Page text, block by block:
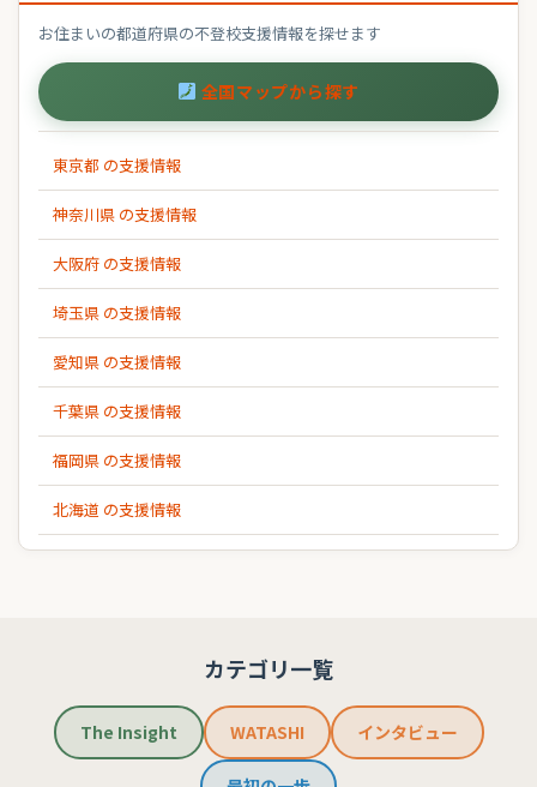
お住まいの都道府県の不登校支援情報を探せます
全国マップから探す
東京都 の支援情報
神奈川県 の支援情報
大阪府 の支援情報
埼玉県 の支援情報
愛知県 の支援情報
千葉県 の支援情報
福岡県 の支援情報
北海道 の支援情報
カテゴリ一覧
The Insight WATASHI インタビュー